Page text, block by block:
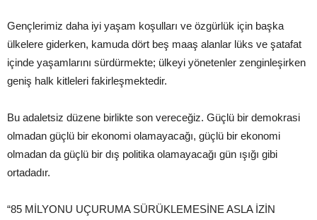
Gençlerimiz daha iyi yaşam koşulları ve özgürlük için başka
ülkelere giderken, kamuda dört beş maaş alanlar lüks ve şatafat
içinde yaşamlarını sürdürmekte; ülkeyi yönetenler zenginleşirken
geniş halk kitleleri fakirleşmektedir.
Bu adaletsiz düzene birlikte son vereceğiz. Güçlü bir demokrasi
olmadan güçlü bir ekonomi olamayacağı, güçlü bir ekonomi
olmadan da güçlü bir dış politika olamayacağı gün ışığı gibi
ortadadır.
“85 MİLYONU UÇURUMA SÜRÜKLEMESİNE ASLA İZİN